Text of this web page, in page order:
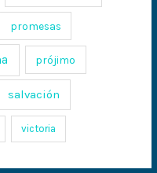
promesas
prójimo
salvación
victoria